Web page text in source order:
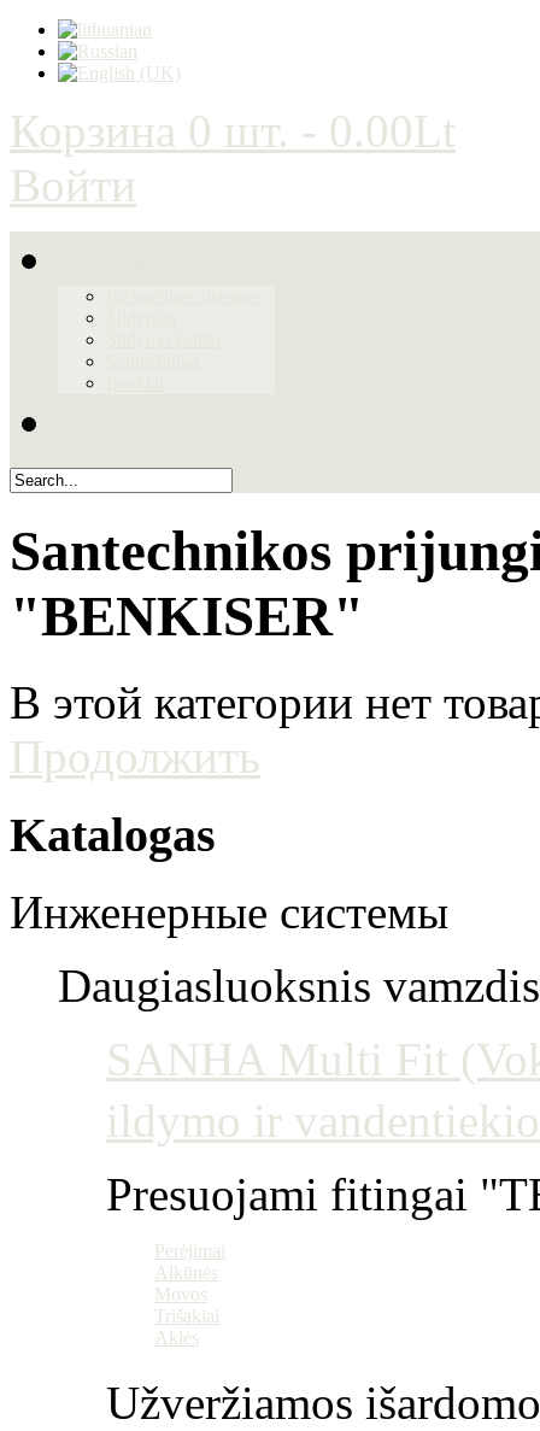
Корзина 0 шт. - 0.00Lt
Войти
Santechnikos
"BENKISER"
В этой категории нет
Продолжить
Katalogas
Инженерные системы
Daugiasluoksnis
SANHA Multi Fit
ildymo ir
Presuojami fitingai
Perėjimai
Alkūnės
Movos
Trišakiai
Aklės
Užveržiamos